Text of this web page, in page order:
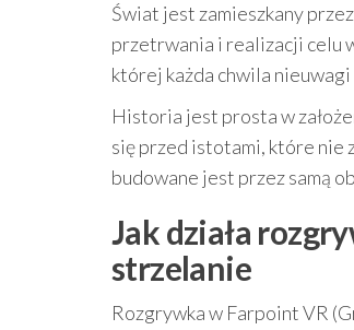
Świat jest zamieszkany
przetrwania i realizacji celu
której każda chwila nieuwagi
Historia jest prosta w
się przed istotami, które nie
budowane jest przez samą
Jak działa
strzelanie
Rozgrywka w Farpoint VR